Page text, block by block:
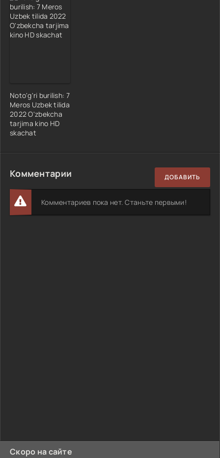
Скоро на сайте
Noto'g'ri burilish: 7
Meros Uzbek tilida
2022 O'zbekcha
tarjima kino HD
skachat
Комментарии ДОБАВИТЬ
Комментариев пока нет. Станьте первыми!